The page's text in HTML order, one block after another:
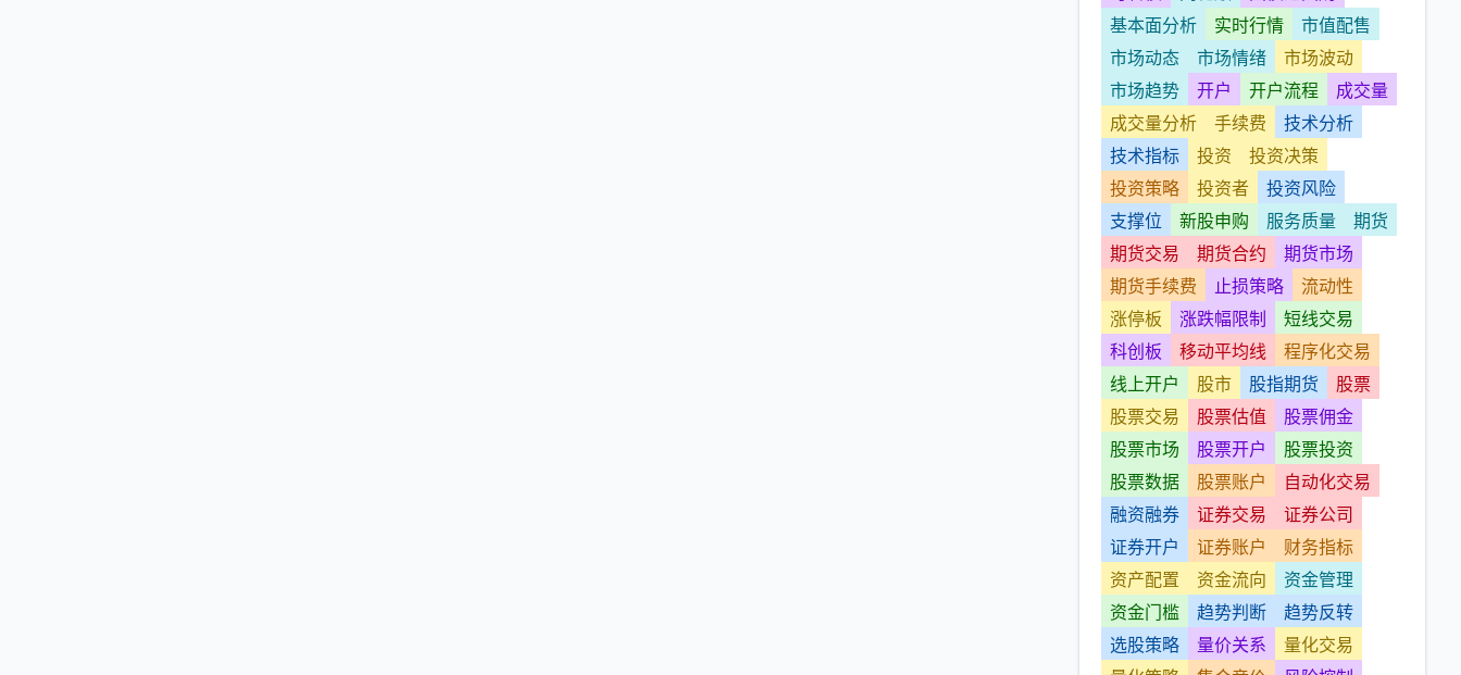
基本面分析
实时行情
市值配售
市场动态
市场情绪
市场波动
市场趋势
开户 开户流程
成交量
成交量分析
手续费
技术分析
技术指标
投资
投资决策
投资策略
投资者
投资风险
支撑位
新股申购 服务质量
期货
期货交易
期货合约
期货市场
期货手续费
止损策略
流动性
涨停板
涨跌幅限制
短线交易
科创板
移动平均线
程序化交易
线上开户
股市 股指期货
股票
股票交易
股票估值
股票佣金
股票市场
股票开户
股票投资
股票数据
股票账户
自动化交易
融资融券
证券交易
证券公司
证券开户
证券账户
财务指标
资产配置
资金流向
资金管理
资金门槛
趋势判断
趋势反转
选股策略
量价关系
量化交易